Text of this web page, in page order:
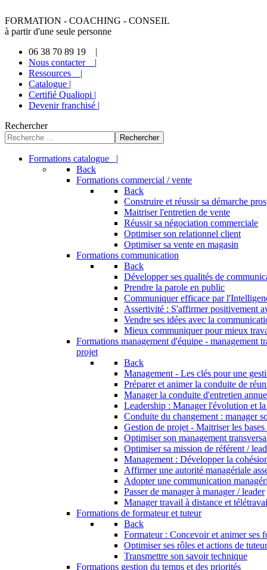
FORMATION - COACHING - CONSEIL
à partir d'une seule personne
06 38 70 89 19 |
Nous contacter |
Ressources |
Catalogue |
Certifié Qualiopi |
Devenir franchisé |
Rechercher
Rechercher
Formations catalogue |
Back
Formations commercial / vente
Back
Construire et réussir sa démarche
Maitriser l'entretien de vente
Réussir sa négociation commerciale
Optimiser son relationnel client
Optimiser sa vente en magasin
Formations communication
Back
Développer ses qualités de
Prendre la parole en public
Communiquer efficace par
Assertivité : S'affirmer positivement
Vendre ses idées avec la
Mieux communiquer pour mieux
Formations management d'équipe - management
projet
Back
Management - Les clés pour une
Préparer et animer la conduite de
Manager la conduite d'entretien
Leadership : Manager l'évolution et
Conduite du changement : manager
Gestion de projet - Maitriser les
Optimiser son management
Optimiser sa mission de référent /
Management : Développer la
Affirmer une autorité managériale
Adopter une communication
Passer de manager à manager / leader
Manager travail à distance et
Formations de formateur et tuteur
Back
Formateur : Concevoir et animer ses
Optimiser ses rôles et actions de tuteur
Transmettre son savoir technique
Formations gestion du temps et des priorités